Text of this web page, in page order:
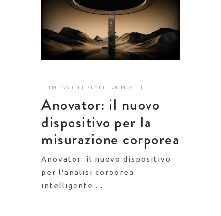
FITNESS LIFESTYLE OMNIAFIT
Anovator: il nuovo
dispositivo per la
misurazione corporea
Anovator: il nuovo dispositivo
per l'analisi corporea
intelligente